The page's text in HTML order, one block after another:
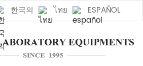
한국의 ไทย ESPAÑOL